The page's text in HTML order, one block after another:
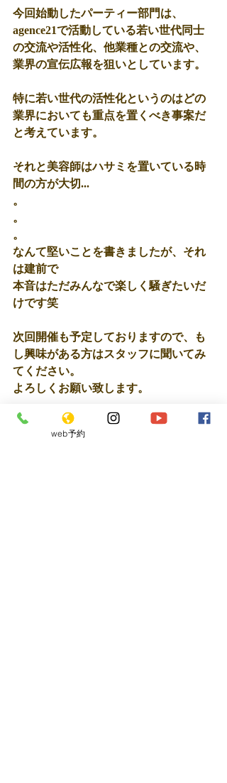
今回始動したパーティー部門は、
agence21で活動している若い世代同士
の交流や活性化、他業種との交流や、
業界の宣伝広報を狙いとしています。
特に若い世代の活性化というのはどの
業界においても重点を置くべき事案だ
と考えています。
それと美容師はハサミを置いている時
間の方が大切...
。
。
。
なんて堅いことを書きましたが、それ
は建前で
本音はただみんなで楽しく騒ぎたいだ
けです笑
次回開催も予定しておりますので、も
し興味がある方はスタッフに聞いてみ
てください。
よろしくお願い致します。
web予約